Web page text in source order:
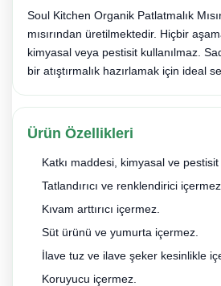
Soul Kitchen Organik Patlatmalık
mısırından üretilmektedir. Hiçbir
kimyasal veya pestisit kullanılmaz.
bir atıştırmalık hazırlamak için ideal
Ürün Özellikleri
Katkı maddesi, kimyasal ve pestisit
Tatlandırıcı ve renklendirici içermez.
Kıvam arttırıcı içermez.
Süt ürünü ve yumurta içermez.
İlave tuz ve ilave şeker kesinlikle
Koruyucu içermez.